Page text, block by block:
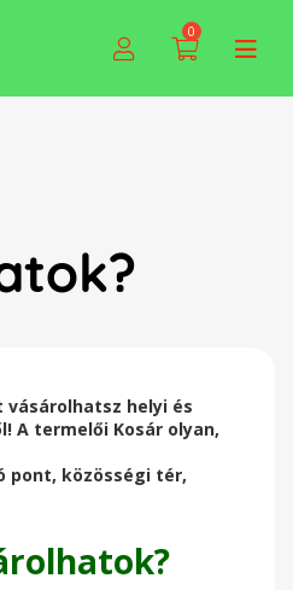
0
vásárolhatsz helyi és
A termelői Kosár olyan,
pont, közösségi tér,